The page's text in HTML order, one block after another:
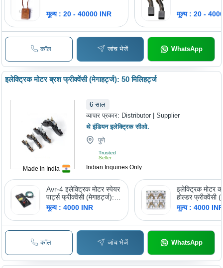
मूल्य : 20 - 40000 INR मूल्य : 20 -
कॉल जांच भेजें WhatsApp
Made in India
इलेक्ट्रिक मोटर ब्रश फ्रीक्वेंसी (मेगाहर्ट्ज): 50 मिलिहर्ट्ज
6 साल
व्यापार प्रकार: Distributor | Supplier
थे इंडियन इलेक्ट्रिक सीओ.
पुणे
Trusted
Seller
Indian Inquiries Only
Avr-4 इलेक्ट्रिक मोटर स्पेयर
पार्ट्स फ्रीक्वेंसी (मेगाहर्ट्ज):
50 मिलिहर्ट्ज
मूल्य : 4000 INR
इलेक्ट्रिक मोटर
होल्डर फ्रीक्वेंसी
50 मिलिहर्ट्ज
मूल्य : 4000
कॉल जांच भेजें WhatsApp